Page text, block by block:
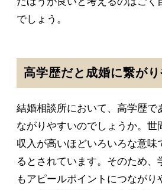
でしょう。
高学歴だと成婚に繋がり
結婚相談所において、高学歴で
ながりやすいのでしょうか。世
収入が高いほどいろいろな意味
るとされています。そのため、
もアピールポイントにつながり